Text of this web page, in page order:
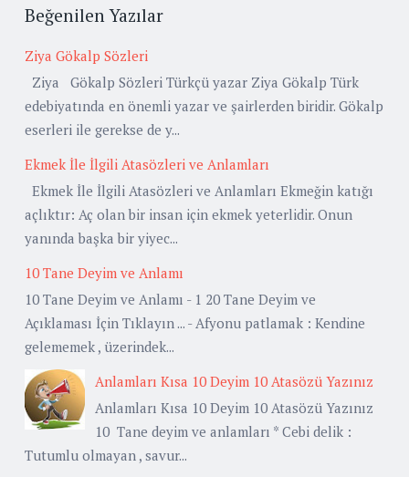
Beğenilen Yazılar
Ziya Gökalp Sözleri
Ziya Gökalp Sözleri Türkçü yazar Ziya Gökalp Türk
edebiyatında en önemli yazar ve şairlerden biridir. Gökalp
eserleri ile gerekse de y...
Ekmek İle İlgili Atasözleri ve Anlamları
Ekmek İle İlgili Atasözleri ve Anlamları Ekmeğin katığı
açlıktır: Aç olan bir insan için ekmek yeterlidir. Onun
yanında başka bir yiyec...
10 Tane Deyim ve Anlamı
10 Tane Deyim ve Anlamı - 1 20 Tane Deyim ve
Açıklaması İçin Tıklayın ... - Afyonu patlamak : Kendine
gelememek , üzerindek...
Anlamları Kısa 10 Deyim 10 Atasözü Yazınız
Anlamları Kısa 10 Deyim 10 Atasözü Yazınız
10 Tane deyim ve anlamları * Cebi delik :
Tutumlu olmayan , savur...